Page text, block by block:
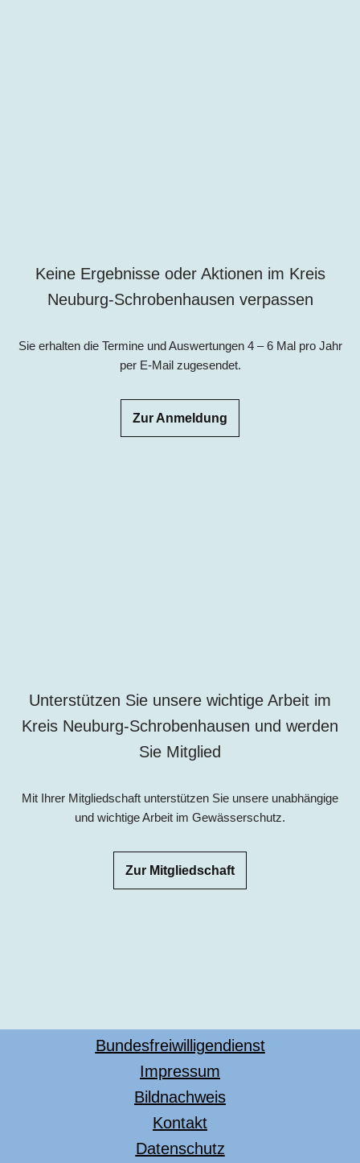
Keine Ergebnisse oder Aktionen im Kreis
Neuburg-Schrobenhausen verpassen
Sie erhalten die Termine und Auswertungen 4 – 6 Mal pro Jahr
per E-Mail zugesendet.
Zur Anmeldung
Unterstützen Sie unsere wichtige Arbeit im
Kreis Neuburg-Schrobenhausen und werden
Sie Mitglied
Mit Ihrer Mitgliedschaft unterstützen Sie unsere unabhängige
und wichtige Arbeit im Gewässerschutz.
Zur Mitgliedschaft
Bundesfreiwilligendienst
Impressum
Bildnachweis
Kontakt
Datenschutz